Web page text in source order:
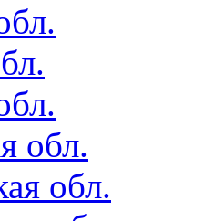
обл.
обл.